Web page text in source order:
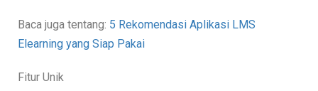
Baca juga tentang: 5 Rekomendasi Aplikasi LMS
Elearning yang Siap Pakai
Fitur Unik